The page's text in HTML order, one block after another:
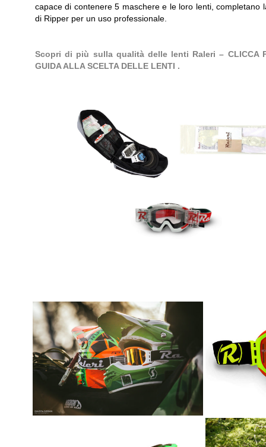
capace di contenere 5 maschere e le loro lenti, completano
di Ripper per un uso professionale.
Scopri di più sulla qualità delle lenti Raleri – CLICCA
GUIDA ALLA SCELTA DELLE LENTI .